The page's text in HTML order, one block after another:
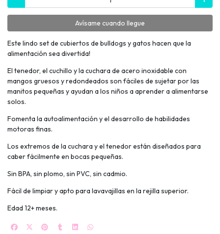
Avísame cuando llegue
Este lindo set de cubiertos de bulldogs y gatos hacen que la
alimentación sea divertida!
El tenedor, el cuchillo y la cuchara de acero inoxidable con
mangos gruesos y redondeados son fáciles de sujetar por las
manitos pequeñas y ayudan a los niños a aprender a alimentarse
solos.
Fomenta la autoalimentación y el desarrollo de habilidades
motoras finas.
Los extremos de la cuchara y el tenedor están diseñados para
caber fácilmente en bocas pequeñas.
Sin BPA, sin plomo, sin PVC, sin cadmio.
Fácil de limpiar y apto para lavavajillas en la rejilla superior.
Edad 12+ meses.